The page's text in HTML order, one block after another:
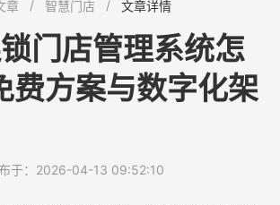
型时要抓住哪些关键原则？
时，数字化架构怎么提前规划？
2026年前后更换，需要注意什么？
牌，系统和工具组合怎么搭？
章 智慧门店 文章详情
门店管理系统怎
费方案与数字化架
于：2026-04-13 09:52:10